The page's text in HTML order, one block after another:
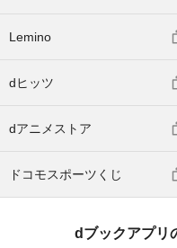
Lemino
dヒッツ
dアニメストア
ドコモスポーツくじ
dブックアプリ